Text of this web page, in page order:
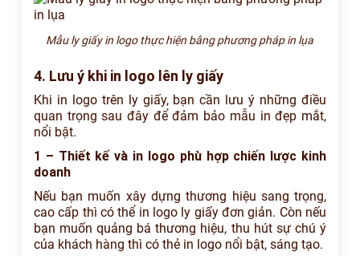
Mẫu ly giấy in logo thực hiện bằng phương pháp in lụa
4. Lưu ý khi in logo lên ly giấy
Khi in logo trên ly giấy, bạn cần lưu ý những điều
quan trọng sau đây để đảm bảo mẫu in đẹp mắt,
nổi bật.
1 – Thiết kế và in logo phù hợp chiến lược kinh
doanh
Nếu bạn muốn xây dựng thương hiệu sang trọng,
cao cấp thì có thể in logo ly giấy đơn giản. Còn nếu
bạn muốn quảng bá thương hiệu, thu hút sự chú ý
của khách hàng thì có thẻ in logo nổi bật, sáng tạo.